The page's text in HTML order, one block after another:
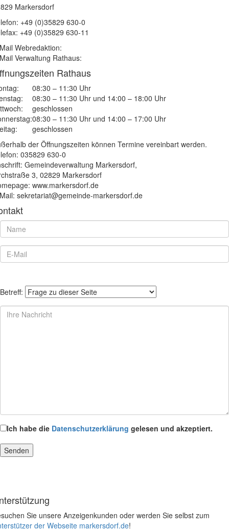
Markersdorf
+49 (0)35829 630-0
+49 (0)35829 630-11
Webredaktion:
Verwaltung Rathaus:
Rathaus
08:30 – 11:30 Uhr
08:30 – 11:30 Uhr und 14:00 – 18:00 Uhr
geschlossen
08:30 – 11:30 Uhr und 14:00 – 17:00 Uhr
geschlossen
der Öffnungszeiten können Termine vereinbart werden.
035829 630-0
Gemeindeverwaltung Markersdorf,
3, 02829 Markersdorf
www.markersdorf.de
sekretariat@gemeinde-markersdorf.de
Betreff:
Ich habe die Datenschutzerklärung gelesen und akzeptiert.
Sie unsere Anzeigenkunden oder werden Sie selbst zum
der Webseite markersdorf.de!